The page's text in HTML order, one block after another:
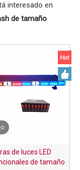
interesado en
de tamaño
de luces LED
de tamaño